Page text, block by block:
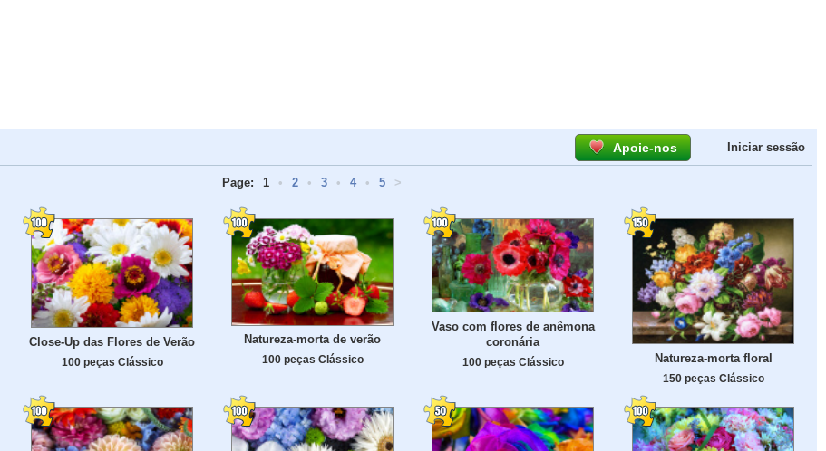
Apoie-nos Iniciar sessão
Page: 1 • 2 • 3 • 4 • 5 >
Close-Up das Flores de Verão
100 peças Clássico
Natureza-morta de verão
100 peças Clássico
Vaso com flores de anêmona
coronária
100 peças Clássico Natureza-morta floral
150 peças Clássico